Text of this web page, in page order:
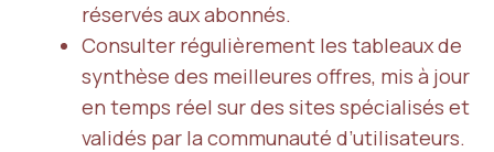
réservés aux abonnés.
Consulter régulièrement les tableaux de
synthèse des meilleures offres, mis à jour
en temps réel sur des sites spécialisés et
validés par la communauté d’utilisateurs.